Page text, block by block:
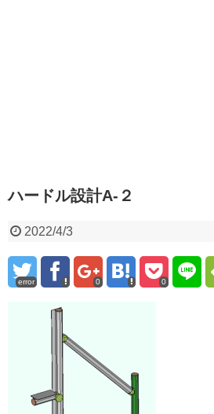
ハードル設計A-２
2022/4/3
error 0 0